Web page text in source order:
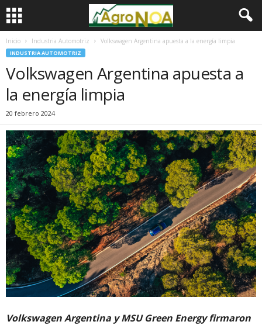
Inicio Industria Automotriz Volkswagen Argentina apuesta a la energía limpia
INDUSTRIA AUTOMOTRIZ
Volkswagen Argentina apuesta a
la energía limpia
20 febrero 2024
Volkswagen Argentina y MSU Green Energy firmaron